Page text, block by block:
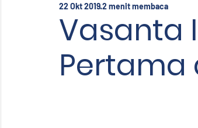
Vasanta
Pertama
22 Okt 20192 menit membaca